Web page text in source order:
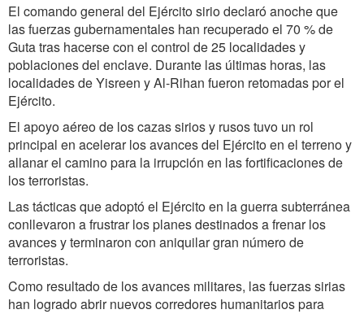
El comando general del Ejército sirio declaró anoche que
las fuerzas gubernamentales han recuperado el 70 % de
Guta tras hacerse con el control de 25 localidades y
poblaciones del enclave. Durante las últimas horas, las
localidades de Yisreen y Al-Rihan fueron retomadas por el
Ejército.
El apoyo aéreo de los cazas sirios y rusos tuvo un rol
principal en acelerar los avances del Ejército en el terreno y
allanar el camino para la irrupción en las fortificaciones de
los terroristas.
Las tácticas que adoptó el Ejército en la guerra subterránea
conllevaron a frustrar los planes destinados a frenar los
avances y terminaron con aniquilar gran número de
terroristas.
Como resultado de los avances militares, las fuerzas sirias
han logrado abrir nuevos corredores humanitarios para